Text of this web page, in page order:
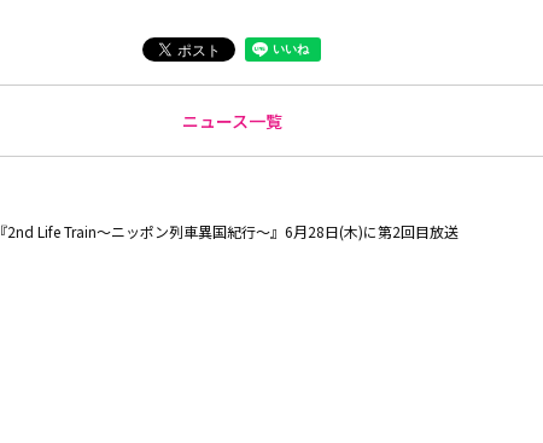
ニュース一覧
『2nd Life Train～ニッポン列車異国紀行～』6月28日(木)に第2回目放送